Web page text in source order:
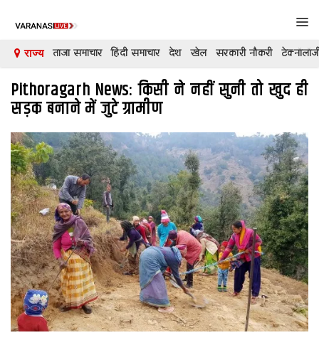
राज्य ताजा समाचार हिंदी समाचार देश खेल सरकारी नौकरी
देश
मनोरंजन
शिक्षा
कारोबार
खेल
क्रिकेट
टेक्नॉलॉजी
रोजगार
Pithoragarh News: किसी ने नहीं सुनी तो खुद ही
सड़क बनाने में जुटे ग्रामीण